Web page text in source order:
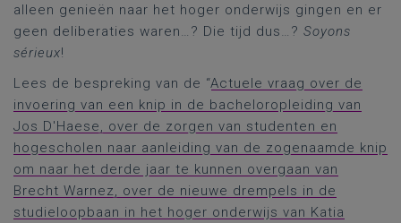
alleen genieën naar het hoger onderwijs gingen en er
geen deliberaties waren…? Die tijd dus…? Soyons
sérieux!
Lees de bespreking van de “Actuele vraag over de
invoering van een knip in de bacheloropleiding van
Jos D'Haese, over de zorgen van studenten en
hogescholen naar aanleiding van de zogenaamde knip
om naar het derde jaar te kunnen overgaan van
Brecht Warnez, over de nieuwe drempels in de
studieloopbaan in het hoger onderwijs van Katia